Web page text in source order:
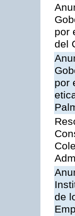
por
del
por
de